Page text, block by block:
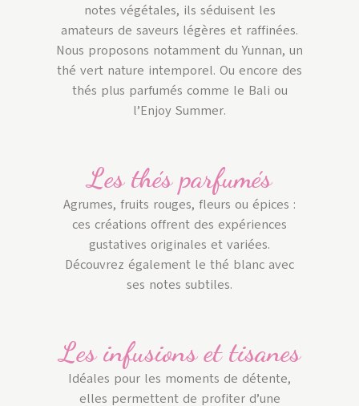
notes végétales, ils séduisent les
amateurs de saveurs légères et raffinées.
Nous proposons notamment du Yunnan, un
thé vert nature intemporel. Ou encore des
thés plus parfumés comme le Bali ou
l’Enjoy Summer.
Les thés parfumés
Agrumes, fruits rouges, fleurs ou épices :
ces créations offrent des expériences
gustatives originales et variées.
Découvrez également le thé blanc avec
ses notes subtiles.
Les infusions et tisanes
Idéales pour les moments de détente,
elles permettent de profiter d’une